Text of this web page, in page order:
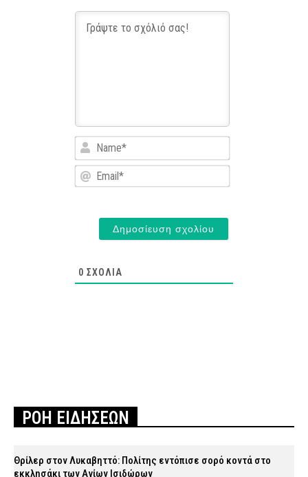
Name*
Email*
0 ΣΧΌΛΙΑ
ΡΟΗ ΕΙΔΗΣΕΩΝ
Θρίλερ στον Λυκαβηττό: Πολίτης εντόπισε σορό κοντά στο
εκκλησάκι των Αγίων Ισιδώρων